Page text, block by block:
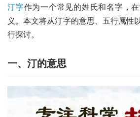
汀字作为一个常见的姓氏和名字，
义。本文将从汀字的意思、五行属性
行探讨。
一、汀的意思